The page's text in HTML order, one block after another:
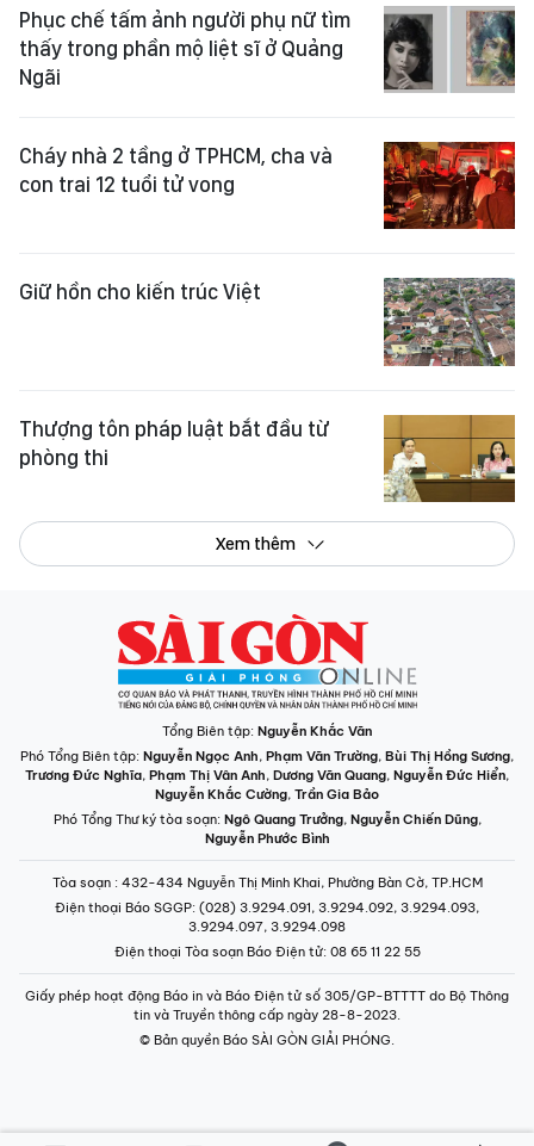
Phục chế tấm ảnh người phụ nữ tìm
thấy trong phần mộ liệt sĩ ở Quảng
Ngãi
Cháy nhà 2 tầng ở TPHCM, cha và
con trai 12 tuổi tử vong
Giữ hồn cho kiến trúc Việt
Thượng tôn pháp luật bắt đầu từ
phòng thi
Xem thêm
Tổng Biên tập: Nguyễn Khắc Văn
Phó Tổng Biên tập: Nguyễn Ngọc Anh, Phạm Văn Trường, Bùi Thị Hồng Sương,
Trương Đức Nghĩa, Phạm Thị Vân Anh, Dương Văn Quang, Nguyễn Đức Hiển,
Nguyễn Khắc Cường, Trần Gia Bảo
Phó Tổng Thư ký tòa soạn: Ngô Quang Trưởng, Nguyễn Chiến Dũng,
Nguyễn Phước Bình
Tòa soạn : 432-434 Nguyễn Thị Minh Khai, Phường Bàn Cờ, TP.HCM
Điện thoại Báo SGGP: (028) 3.9294.091, 3.9294.092, 3.9294.093,
3.9294.097, 3.9294.098
Điện thoại Tòa soạn Báo Điện tử: 08 65 11 22 55
Giấy phép hoạt động Báo in và Báo Điện tử số 305/GP-BTTTT do Bộ Thông
tin và Truyền thông cấp ngày 28-8-2023.
© Bản quyền Báo SÀI GÒN GIẢI PHÓNG.